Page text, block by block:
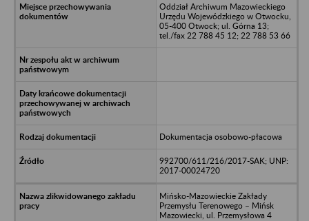
Oddział Archiwum Mazowieckiego
Urzędu Wojewódzkiego w Otwocku,
05-400 Otwock; ul. Górna 13;
tel./fax 22 788 45 12; 22 788 53 66
Dokumentacja osobowo-płacowa
992700/611/216/2017-SAK; UNP:
2017-00024720
Mińsko-Mazowieckie Zakłady
Przemysłu Terenowego – Mińsk
Mazowiecki, ul. Przemysłowa 4